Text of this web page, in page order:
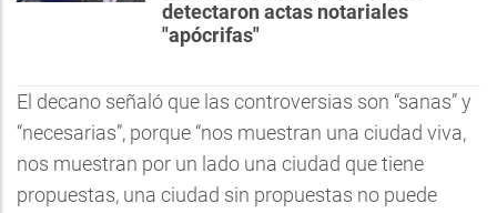
detectaron actas notariales
"apócrifas"
El decano señaló que las controversias son “sanas” y
“necesarias”, porque “nos muestran una ciudad viva,
nos muestran por un lado una ciudad que tiene
propuestas, una ciudad sin propuestas no puede